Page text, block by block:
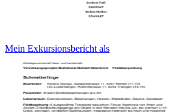
Mein Exkursionsbericht als